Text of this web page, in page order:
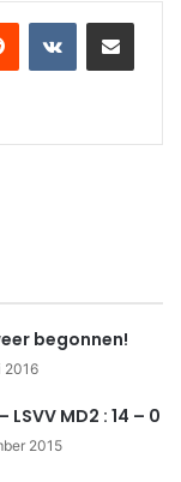
Reddit VKontakteShare via Email
begonnen!
2016
LSVV MD2 : 14 – 0
2015